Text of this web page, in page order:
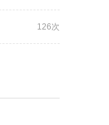
126次